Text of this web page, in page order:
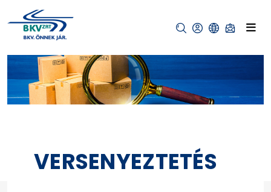
VERSENYEZTETÉS